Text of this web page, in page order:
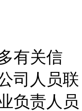
有关信
司人员联
负责人员